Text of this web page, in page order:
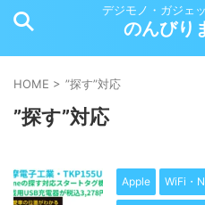
デジモノ・ガジェ
のんびり
HOME > ”探す”対応
”探す”対応
Apple WiFi・